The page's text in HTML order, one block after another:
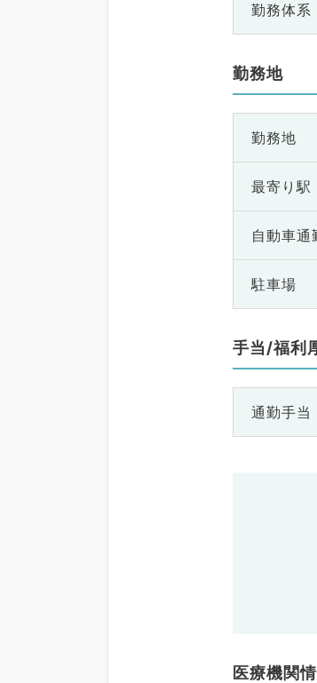
勤務体系
勤務地
勤務地
最寄り駅
自動車通
駐車場
手当/福利
通勤手当
医療機関